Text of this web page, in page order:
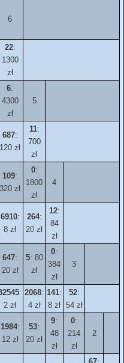
6
22:
1300
zł
6:
4300
zł
5
687:
120 zł
11:
700
zł
109:
320 zł
0:
1800
zł
4
6910:
8 zł
264:
20 zł
12:
84
zł
647:
20 zł
5: 80
zł
0:
384
zł
3
:
2 zł
2068:
4 zł
141:
8 zł
52:
54 zł
1984:
12 zł
53:
20 zł
9:
48
zł
0:
214
zł
2